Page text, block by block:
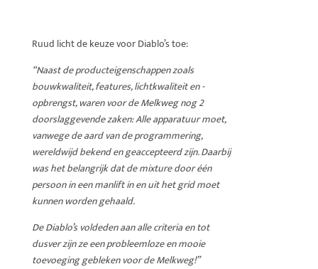
Ruud licht de keuze voor Diablo’s toe:
“Naast de producteigenschappen zoals
bouwkwaliteit, features, lichtkwaliteit en -
opbrengst, waren voor de Melkweg nog 2
doorslaggevende zaken: Alle apparatuur moet,
vanwege de aard van de programmering,
wereldwijd bekend en geaccepteerd zijn. Daarbij
was het belangrijk dat de mixture door één
persoon in een manlift in en uit het grid moet
kunnen worden gehaald.
De Diablo’s voldeden aan alle criteria en tot
dusver zijn ze een probleemloze en mooie
toevoeging gebleken voor de Melkweg!”